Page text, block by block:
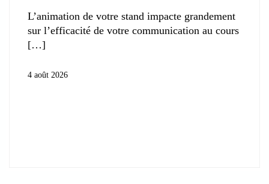
L’animation de votre stand impacte grandement
sur l’efficacité de votre communication au cours
4 août 2026